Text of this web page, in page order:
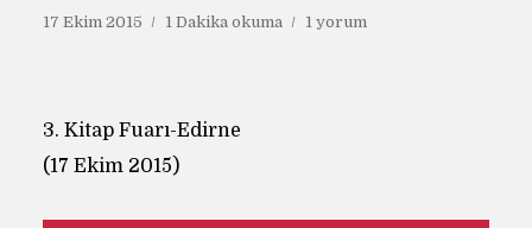
17 Ekim 2015 1 Dakika okuma 1 yorum
3. Kitap Fuarı-Edirne
(17 Ekim 2015)